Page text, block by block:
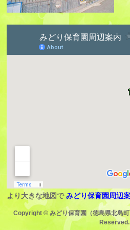
より大きな地図でみどり保育園周辺
Copyright © みどり保育園（徳島県北島
Reserved.